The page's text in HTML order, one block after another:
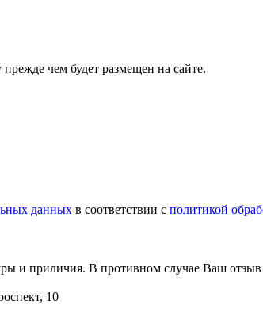
чем будет размещен на сайте.
данных в соответствии с политикой
и приличия. В противном случае Ваш отзыв
10